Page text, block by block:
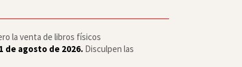
la venta de libros físicos
de agosto de 2026.Disculpen las